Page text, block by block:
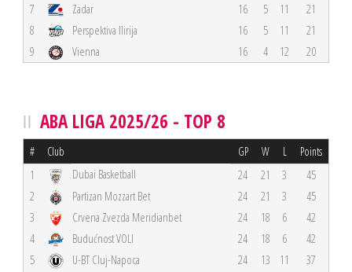
7
Zadar 16 5 11
21
8
Perspektiva Ilirija 16 5 11
21
9
Vienna 16 4 12 20
ABA LIGA 2025/26 - TOP 8
# Club GP W L Points
1 Dubai Basketball 24 21 3
45
2
Partizan Mozzart Bet 24 21 3
45
3
Crvena Zvezda Meridianbet 24 18 6
42
4
Budućnost VOLI 24 18 6
42
5
U-BT Cluj-Napoca 24 13 11
37